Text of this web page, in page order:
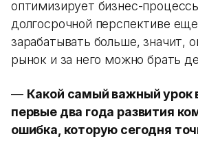
оптимизирует бизнес-
долгосрочной перспективе
зарабатывать больше, значит,
рынок и за него можно брать
— Какой самый важный урок
первые два года развития
ошибка, которую сегодня